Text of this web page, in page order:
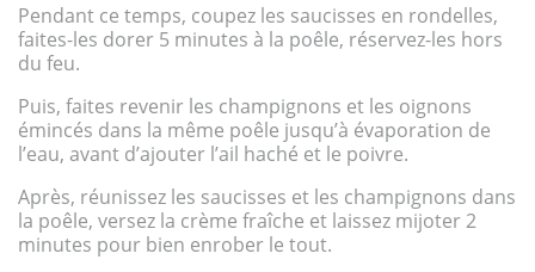
Pendant ce temps, coupez les saucisses en rondelles,
faites-les dorer 5 minutes à la poêle, réservez-les hors
du feu.
Puis, faites revenir les champignons et les oignons
émincés dans la même poêle jusqu’à évaporation de
l’eau, avant d’ajouter l’ail haché et le poivre.
Après, réunissez les saucisses et les champignons dans
la poêle, versez la crème fraîche et laissez mijoter 2
minutes pour bien enrober le tout.